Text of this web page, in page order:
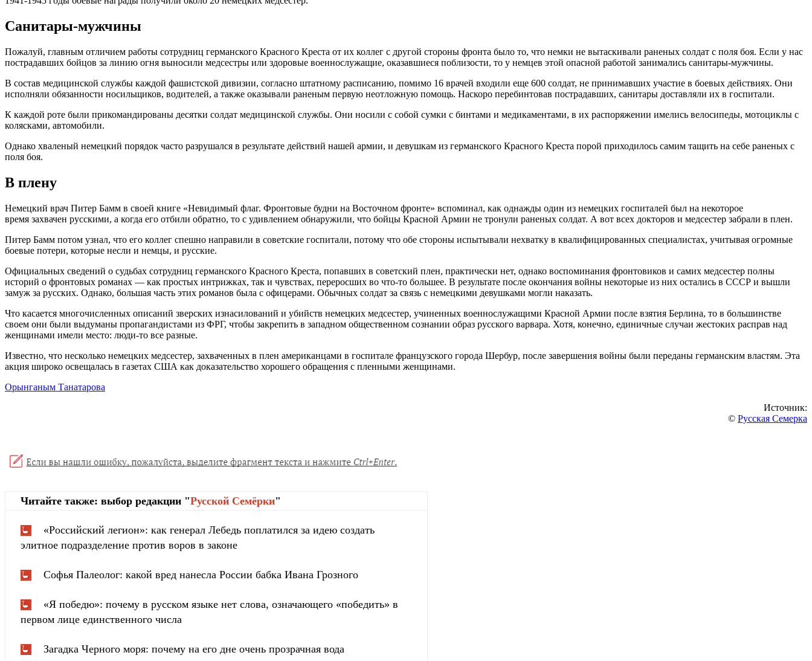
Санитары-мужчины
Пожалуй, главным отличием работы сотрудниц германского Красного Креста от их коллег с другой стороны фронта было то, что немки не вытаскивали раненых солдат с поля боя. Если у нас
пострадавших бойцов за линию огня выносили медсестры или здоровые военнослужащие, оказавшиеся поблизости, то у немцев этой опасной работой занимались санитары-мужчины.
В состав медицинской службы каждой фашистской дивизии, согласно штатному расписанию, помимо 16 врачей входили еще 600 солдат, не принимавших участие в боевых действиях. Они
исполняли обязанности носильщиков, водителей, а также оказывали раненым первую неотложную помощь. Наскоро перебинтовав пострадавших, санитары доставляли их в госпитали.
К каждой роте были прикомандированы десятки солдат медицинской службы. Они носили с собой сумки с бинтами и медикаментами, в их распоряжении имелись велосипеды, мотоциклы с
колясками, автомобили.
Однако хваленый немецкий порядок часто разрушался в результате действий нашей армии, и девушкам из германского Красного Креста порой приходилось самим тащить на себе раненых с
поля боя.
В плену
Немецкий врач Питер Бамм в своей книге «Невидимый флаг. Фронтовые будни на Восточном фронте» вспоминал, как однажды один из немецких госпиталей был на некоторое
время захвачен русскими, а когда его отбили обратно, то с удивлением обнаружили, что бойцы Красной Армии не тронули раненых солдат. А вот всех докторов и медсестер забрали в плен.
Питер Бамм потом узнал, что его коллег спешно направили в советские госпитали, потому что обе стороны испытывали нехватку в квалифицированных специалистах, учитывая огромные
боевые потери, которые несли и немцы, и русские.
Официальных сведений о судьбах сотрудниц германского Красного Креста, попавших в советский плен, практически нет, однако воспоминания фронтовиков и самих медсестер полны
историй о фронтовых романах — как простых интрижках, так и чувствах, переросших во что-то большее. В результате после окончания войны некоторые из них остались в СССР и вышли
замуж за русских. Однако, большая часть этих романов была с офицерами. Обычных солдат за связь с немецкими девушками могли наказать.
Что касается многочисленных описаний зверских изнасилований и убийств немецких медсестер, учиненных военнослужащими Красной Армии после взятия Берлина, то в большинстве
своем они были выдуманы пропагандистами из ФРГ, чтобы закрепить в западном общественном сознании образ русского варвара. Хотя, конечно, единичные случаи жестоких расправ над
женщинами имели место: люди-то все разные.
Известно, что несколько немецких медсестер, захваченных в плен американцами в госпитале французского города Шербур, после завершения войны были переданы германским властям. Эта
акция широко освещалась в газетах США как доказательство хорошего обращения с пленными женщинами.
Орынганым Танатарова
Источник:
© Русская Семерка
Читайте также: выбор редакции "Русской Cемёрки"
«Российский легион»: как генерал Лебедь поплатился за идею создать
элитное подразделение против воров в законе
Софья Палеолог: какой вред нанесла России бабка Ивана Грозного
«Я победю»: почему в русском языке нет слова, означающего «победить» в
первом лице единственного числа
Загадка Черного моря: почему на его дне очень прозрачная вода